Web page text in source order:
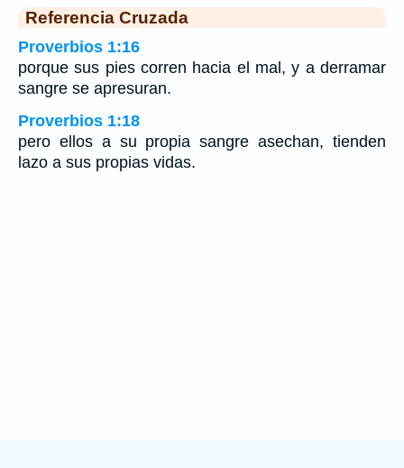
Referencia Cruzada
Proverbios 1:16
porque sus pies corren hacia el mal, y a derramar
sangre se apresuran.
Proverbios 1:18
pero ellos a su propia sangre asechan, tienden
lazo a sus propias vidas.